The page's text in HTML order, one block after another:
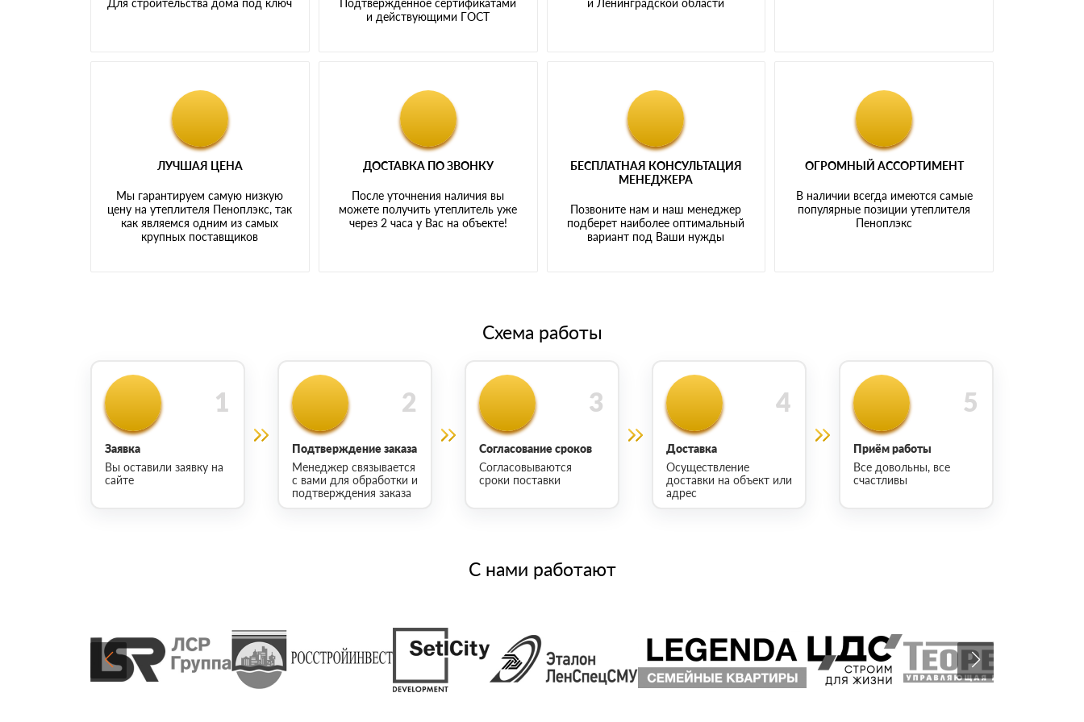
Для строительства дома под ключ
Подтвержденное сертификатами
и действующими ГОСТ
и Ленинградской области
ЛУЧШАЯ ЦЕНА
Мы гарантируем самую низкую
цену на утеплителя Пеноплэкс, так
как являемся одним из самых
крупных поставщиков
ДОСТАВКА ПО ЗВОНКУ
После уточнения наличия вы
можете получить утеплитель уже
через 2 часа у Вас на объекте!
БЕСПЛАТНАЯ КОНСУЛЬТАЦИЯ
МЕНЕДЖЕРА
Позвоните нам и наш менеджер
подберет наиболее оптимальный
вариант под Ваши нужды
ОГРОМНЫЙ АССОРТИМЕНТ
В наличии всегда имеются самые
популярные позиции утеплителя
Пеноплэкс
Схема работы
Заявка
Вы оставили заявку на
сайте
Подтверждение заказа
Менеджер связывается
с вами для обработки и
подтверждения заказа
Согласование сроков
Согласовываются
сроки поставки
Доставка
Осуществление
доставки на объект или
адрес
Приём работы
Все довольны, все
счастливы
С нами работают